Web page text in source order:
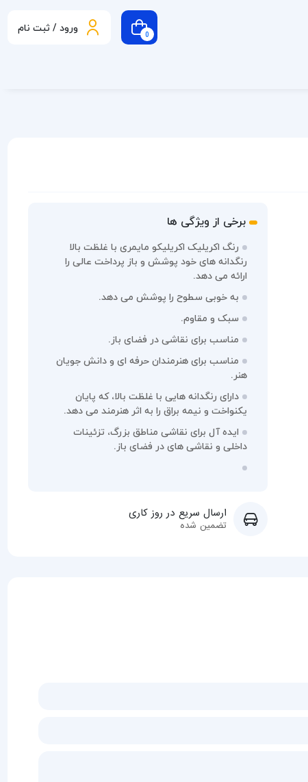
0 ورود / ثبت نام
برخی از ویژگی ها
رنگ اکریلیک اکریلیکو مایمری با غلظت بالا
رنگدانه های خود پوشش و باز پرداخت عالی را
ارائه می دهد.
به خوبی سطوح را پوشش می دهد.
سبک و مقاوم.
مناسب برای نقاشی در فضای باز.
مناسب برای هنرمندان حرفه ای و دانش جویان
هنر.
دارای رنگدانه هایی با غلظت بالا، که پایان
یکنواخت و نیمه براق را به اثر هنرمند می دهد.
ایده آل برای نقاشی مناطق بزرگ، تزئینات
داخلی و نقاشی های در فضای باز.
ارسال سریع در روز کاری
تضمین شده